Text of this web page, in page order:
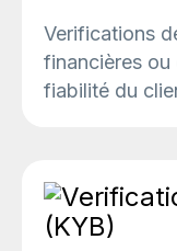
Verifications
financières
fiabilité du